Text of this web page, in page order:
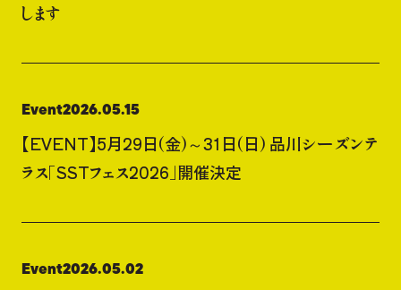
します
Event2026.05.15
【EVENT】5月29日(金)～31日(日) 品川シーズンテ
ラス「SSTフェス2026」開催決定
Event2026.05.02